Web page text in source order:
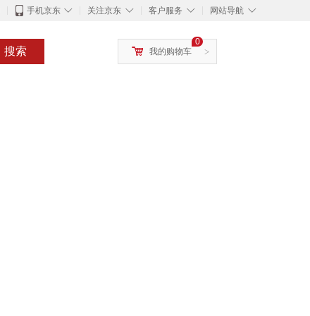
◇
手机京东 ◇
关注京东 ◇
客户服务 ◇
网站导航
搜索 >
0
我的购物车